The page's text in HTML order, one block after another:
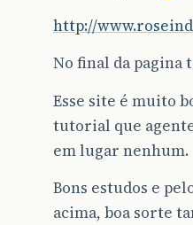
http://
No final da pagina
Esse site é muito
tutorial que
em lugar nenhum.
Bons estudos e
acima, boa sorte